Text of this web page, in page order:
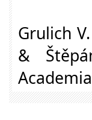
Grulich
&